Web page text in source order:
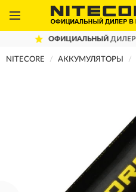
ДИЛЕР NITECORE
NITECORE АККУМУЛЯТОРЫ